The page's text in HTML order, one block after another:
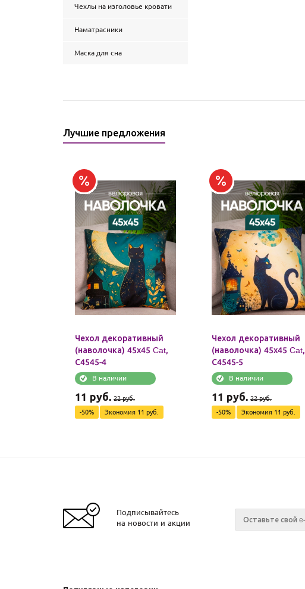
Чехлы на изголовье кровати
Наматрасники
Маска для сна
Лучшие предложения
Чехол декоративный
(наволочка) 45х45 Cat,
С4545-4
В наличии
11 руб. 22руб.
-50% Экономия 11 руб.
Чехол декоративный
(наволочка) 45х45 Cat,
С4545-5
В наличии
11 руб. 22руб.
-50% Экономия 11 руб.
Подписывайтесь
на новости и акции